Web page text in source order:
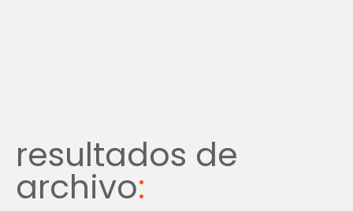
resultados de
archivo: